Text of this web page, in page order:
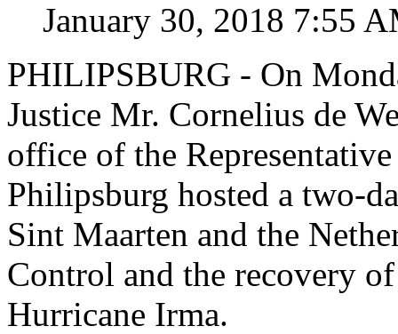
January 30, 2018 7:55
PHILIPSBURG - On
Justice Mr. Cornelius de
office of the
Philipsburg hosted a two-
Sint Maarten and the
Control and the recovery
Hurricane Irma.